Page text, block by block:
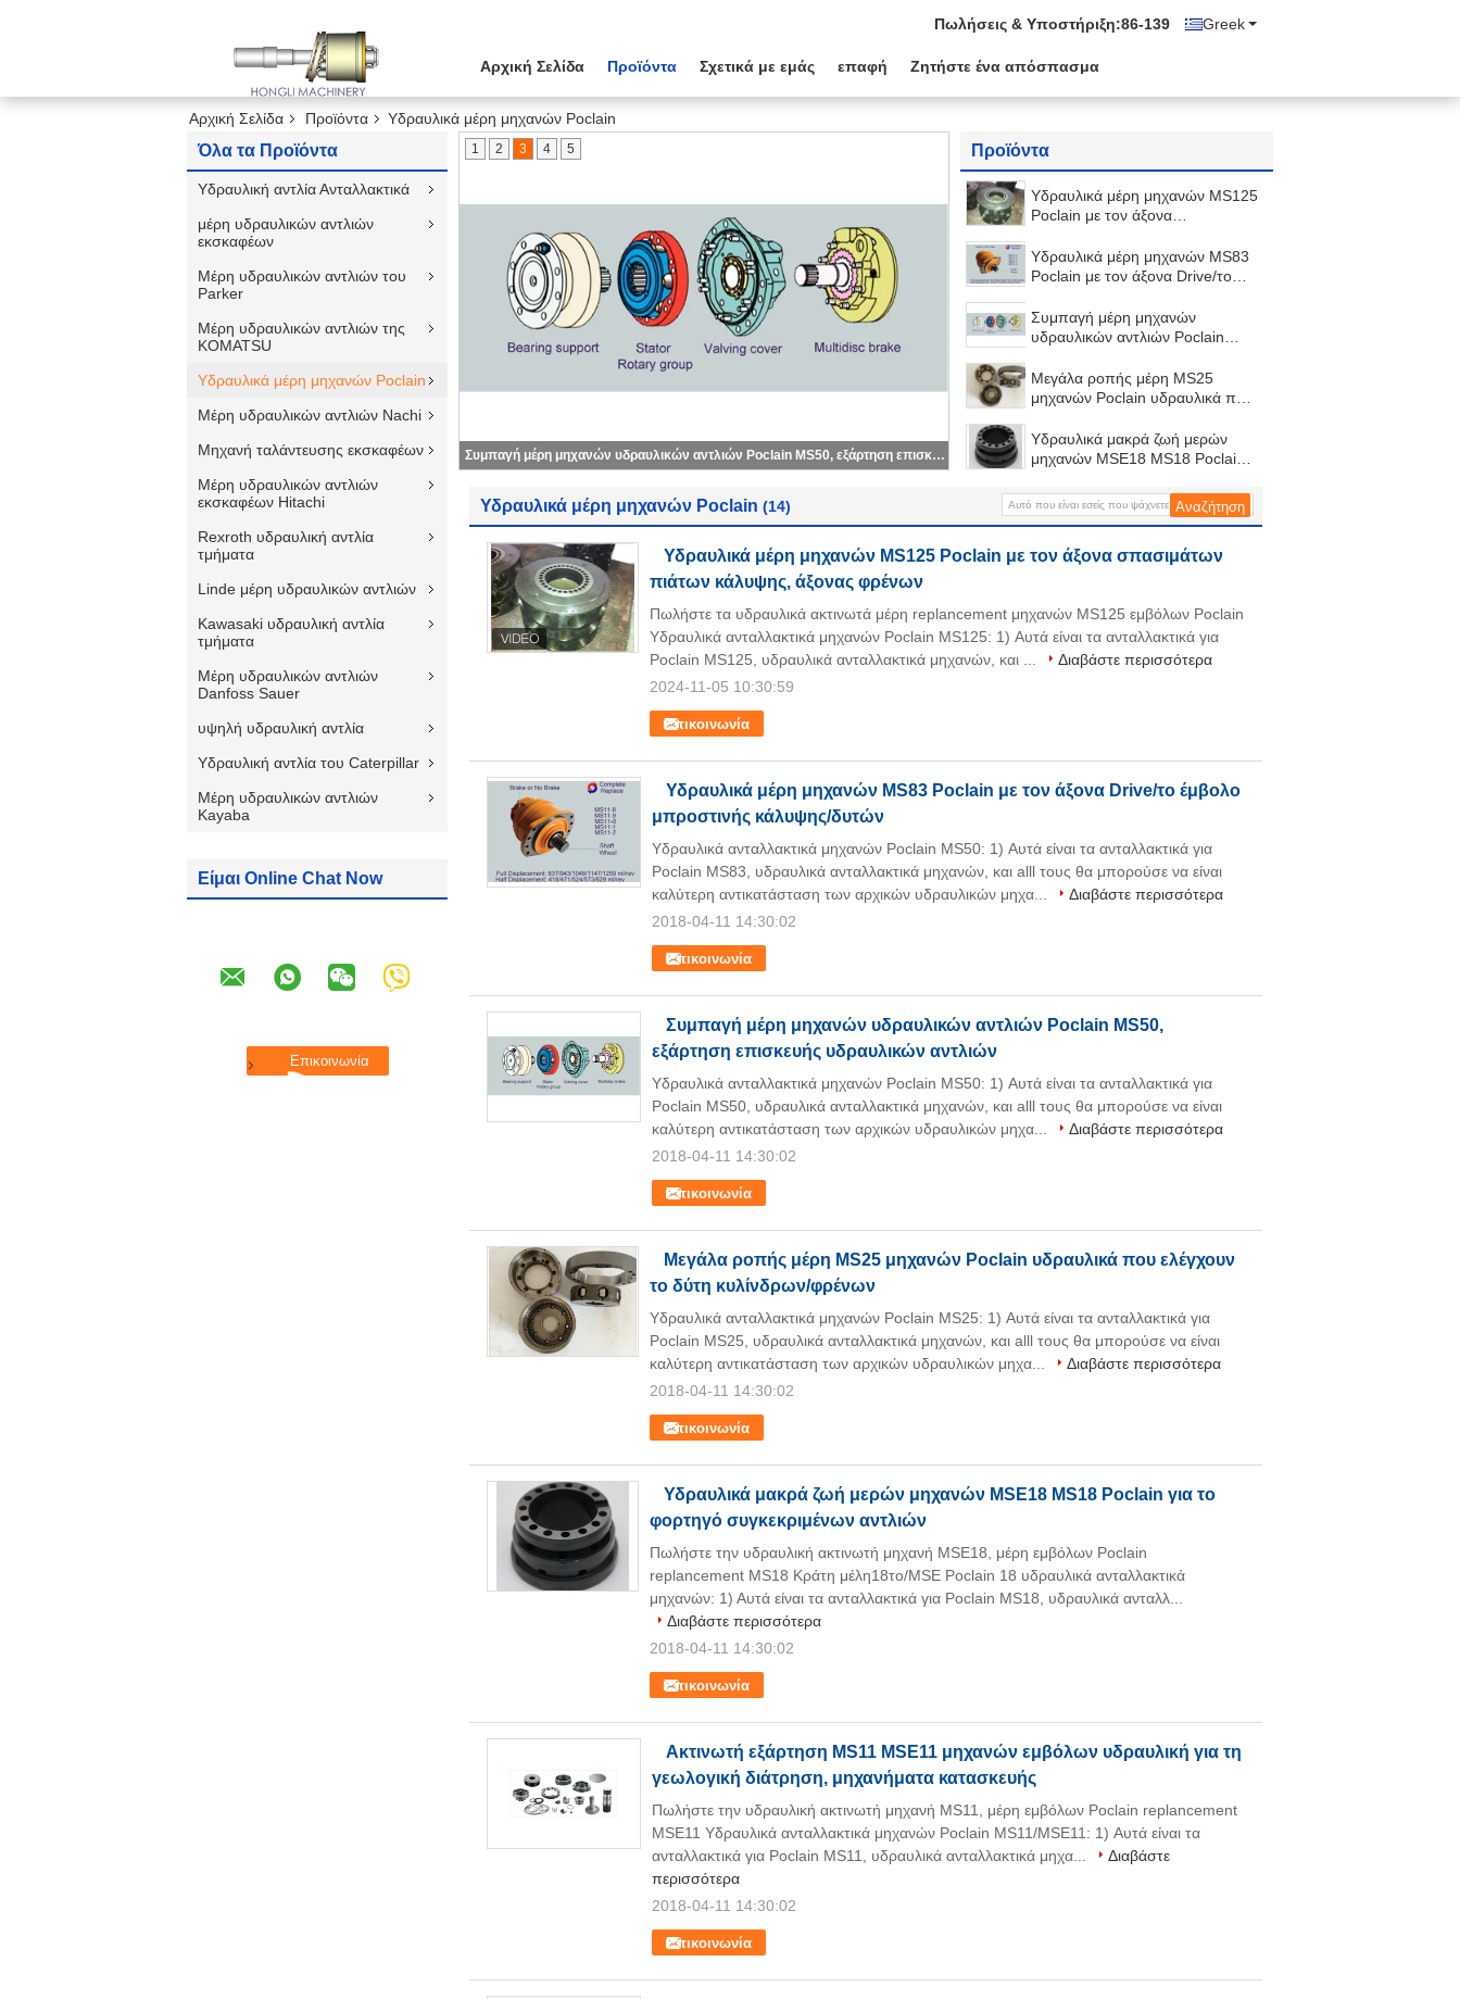
Greek
Πωλήσεις & Υποστήριξη:86-139
Αρχική Σελίδα Προϊόντα Σχετικά με εμάς επαφή Ζητήστε ένα απόσπασμα
Αρχική Σελίδα Προϊόντα Υδραυλικά μέρη μηχανών Poclain
Όλα τα Προϊόντα
Υδραυλική αντλία Ανταλλακτικά
μέρη υδραυλικών αντλιών
εκσκαφέων
Μέρη υδραυλικών αντλιών του
Parker
Μέρη υδραυλικών αντλιών της
KOMATSU
Υδραυλικά μέρη μηχανών Poclain
Μέρη υδραυλικών αντλιών Nachi
Μηχανή ταλάντευσης εκσκαφέων
Μέρη υδραυλικών αντλιών
εκσκαφέων Hitachi
Rexroth υδραυλική αντλία
τμήματα
Linde μέρη υδραυλικών αντλιών
Kawasaki υδραυλική αντλία
τμήματα
Μέρη υδραυλικών αντλιών
Danfoss Sauer
υψηλή υδραυλική αντλία
Υδραυλική αντλία του Caterpillar
Μέρη υδραυλικών αντλιών
Kayaba
Είμαι Online Chat Now
Μεγάλα ροπής μέρη MS25 μηχανών Poclain υδραυλικά που ελέγχουν το δύτη κυλίνδρων/φρένων
1 2 3 4 5 Προϊόντα
Υδραυλικά μέρη μηχανών MS125
Poclain με τον άξονα
άξονας φρένων
Υδραυλικά μέρη μηχανών MS83
Poclain με τον άξονα Drive/το
δυτών
Συμπαγή μέρη μηχανών
υδραυλικών αντλιών Poclain
υδραυλικών αντλιών
Μεγάλα ροπής μέρη MS25
μηχανών Poclain υδραυλικά που
φρένων
Υδραυλικά μακρά ζωή μερών
μηχανών MSE18 MS18 Poclain
αντλιών
Υδραυλικά μέρη μηχανών Poclain (14)
Υδραυλικά μέρη μηχανών MS125 Poclain με τον άξονα σπασιμάτων
πιάτων κάλυψης, άξονας φρένων
Επικοινωνία
Πωλήστε τα υδραυλικά ακτινωτά μέρη replancement μηχανών MS125 εμβόλων Poclain
Υδραυλικά ανταλλακτικά μηχανών Poclain MS125: 1) Αυτά είναι τα ανταλλακτικά για
Poclain MS125, υδραυλικά ανταλλακτικά μηχανών, και ...
Διαβάστε περισσότερα
2024-11-05 10:30:59
Υδραυλικά μέρη μηχανών MS83 Poclain με τον άξονα Drive/το έμβολο
μπροστινής κάλυψης/δυτών
Επικοινωνία
Υδραυλικά ανταλλακτικά μηχανών Poclain MS50: 1) Αυτά είναι τα ανταλλακτικά για
Poclain MS83, υδραυλικά ανταλλακτικά μηχανών, και alll τους θα μπορούσε να είναι
καλύτερη αντικατάσταση των αρχικών υδραυλικών μηχα...
Διαβάστε περισσότερα
2018-04-11 14:30:02
Συμπαγή μέρη μηχανών υδραυλικών αντλιών Poclain MS50,
εξάρτηση επισκευής υδραυλικών αντλιών
Επικοινωνία
Υδραυλικά ανταλλακτικά μηχανών Poclain MS50: 1) Αυτά είναι τα ανταλλακτικά για
Poclain MS50, υδραυλικά ανταλλακτικά μηχανών, και alll τους θα μπορούσε να είναι
καλύτερη αντικατάσταση των αρχικών υδραυλικών μηχα...
Διαβάστε περισσότερα
2018-04-11 14:30:02
Μεγάλα ροπής μέρη MS25 μηχανών Poclain υδραυλικά που ελέγχουν
το δύτη κυλίνδρων/φρένων
Επικοινωνία
Υδραυλικά ανταλλακτικά μηχανών Poclain MS25: 1) Αυτά είναι τα ανταλλακτικά για
Poclain MS25, υδραυλικά ανταλλακτικά μηχανών, και alll τους θα μπορούσε να είναι
καλύτερη αντικατάσταση των αρχικών υδραυλικών μηχα...
Διαβάστε περισσότερα
2018-04-11 14:30:02
Υδραυλικά μακρά ζωή μερών μηχανών MSE18 MS18 Poclain για το
φορτηγό συγκεκριμένων αντλιών
Επικοινωνία
Πωλήστε την υδραυλική ακτινωτή μηχανή MSE18, μέρη εμβόλων Poclain
replancement MS18 Κράτη μέλη18το/MSE Poclain 18 υδραυλικά ανταλλακτικά
μηχανών: 1) Αυτά είναι τα ανταλλακτικά για Poclain MS18, υδραυλικά ανταλλ...
Διαβάστε περισσότερα
2018-04-11 14:30:02
Ακτινωτή εξάρτηση MS11 MSE11 μηχανών εμβόλων υδραυλική για τη
γεωλογική διάτρηση, μηχανήματα κατασκευής
Επικοινωνία
Πωλήστε την υδραυλική ακτινωτή μηχανή MS11, μέρη εμβόλων Poclain replancement
MSE11 Υδραυλικά ανταλλακτικά μηχανών Poclain MS11/MSE11: 1) Αυτά είναι τα
ανταλλακτικά για Poclain MS11, υδραυλικά ανταλλακτικά μηχα...
Διαβάστε
περισσότερα
2018-04-11 14:30:02